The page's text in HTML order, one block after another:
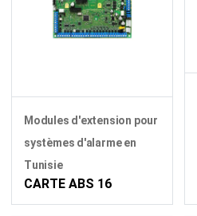
Modules d'extension pour
systèmes d'alarme en
Tunisie
CARTE ABS 16